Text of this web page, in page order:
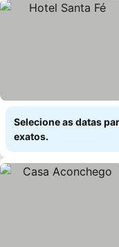
Selecione as datas
exatos.